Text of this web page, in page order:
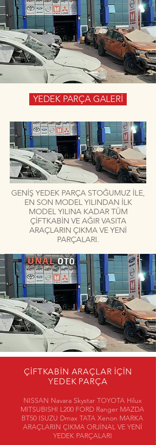
YEDEK PARÇA GALERİ
GENİŞ YEDEK PARÇA STOĞUMUZ İLE,
EN SON MODEL YILINDAN İLK
MODEL YILINA KADAR TÜM
ÇİFTKABİN VE AĞIR VASITA
ARAÇLARIN ÇIKMA VE YENİ
PARÇALARI.
ÇİFTKABİN ARAÇLAR İÇİN
YEDEK PARÇA
NISSAN Navara Skystar TOYOTA Hilux
MITSUBISHI L200 FORD Ranger MAZDA
BT50 ISUZU Dmax TATA Xenon MARKA
ARAÇLARIN ÇIKMA ORJİNAL VE YENİ
YEDEK PARÇALARI